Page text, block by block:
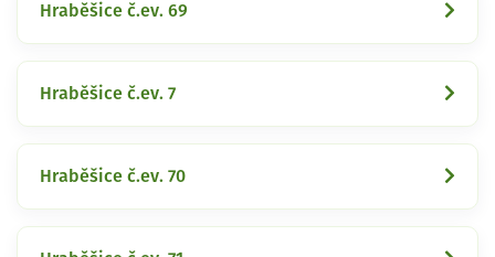
Hraběšice č.ev. 69
Hraběšice č.ev. 7
Hraběšice č.ev. 70